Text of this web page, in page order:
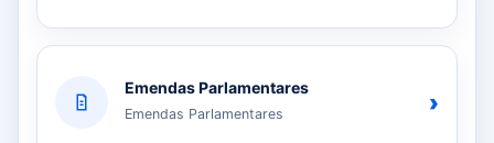
Emendas Parlamentares
Emendas Parlamentares ›